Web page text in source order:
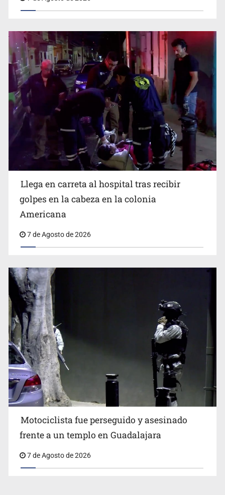
Cae ex mando por agresión a ex pareja y procesan a
agente por abuso a menor
Balean a hombre en calles de la colonia Buenos Aires;
detonación alarma a vecinos
Llega en carreta al hospital tras recibir
golpes en la cabeza en la colonia
Americana
7 de Agosto de 2026
Motociclista fue perseguido y asesinado
frente a un templo en Guadalajara
7 de Agosto de 2026